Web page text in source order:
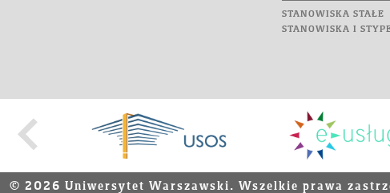
STANOWISKA STAŁE
STANOWISKA I
© 2026 Uniwersytet Warszawski. Wszelkie prawa